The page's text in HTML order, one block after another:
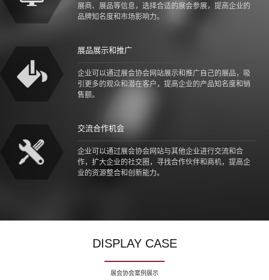
展商、展品等信息，选择合适的展会参展，提高企业的
品牌知名度和市场影响力。
展品展示和推广
企业可以通过展会协会网站展示和推广自己的展品，吸
引更多的观众和潜在客户，提高企业的产品知名度和销
售额。
交流合作机会
企业可以通过展会协会网站与其他企业进行交流和合
作，扩大企业的社交圈，寻找合作伙伴和商机，提高企
业的资源整合和创新能力。
DISPLAY CASE
展会协会案例展示